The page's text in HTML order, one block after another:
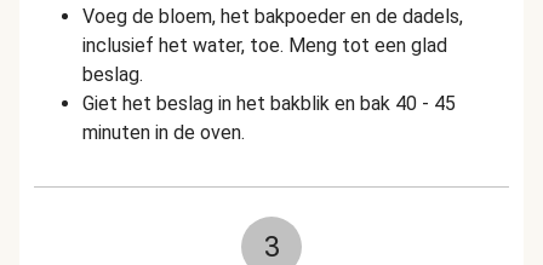
Voeg de bloem, het bakpoeder en de dadels,
inclusief het water, toe. Meng tot een glad
beslag.
Giet het beslag in het bakblik en bak 40 - 45
minuten in de oven.
3